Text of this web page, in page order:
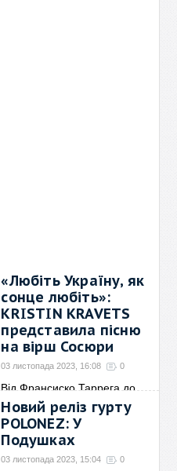
«Любіть Україну, як
сонце любіть»:
KRISTIN KRAVETS
представила пісню
на вірш Сосюри
03 листопада 2023, 16:08 0
Від Франсиско Таррега до
Володимира Сосюри:
Інтерпретація української
музики від KRISTIN KRAVETS
Українсько-чеська співачка
Kristin Kravets в дуеті→
Новий реліз гурту
POLONEZ: У
Подушках
03 листопада 2023, 15:04 0